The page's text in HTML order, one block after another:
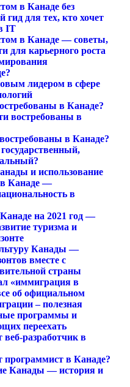
в Канаде без
для тех, кто хочет
IT
в Канаде — советы,
для карьерного роста
лидером в сфере
в Канаде?
востребованы в
в Канаде?
и использование
Канаде —
в
на 2021 год —
туризма и
Канады —
вместе с
страны
«иммиграция в
об официальном
– полезная
программы и
переехать
разработчик в
программист в Канаде?
Канады — история и